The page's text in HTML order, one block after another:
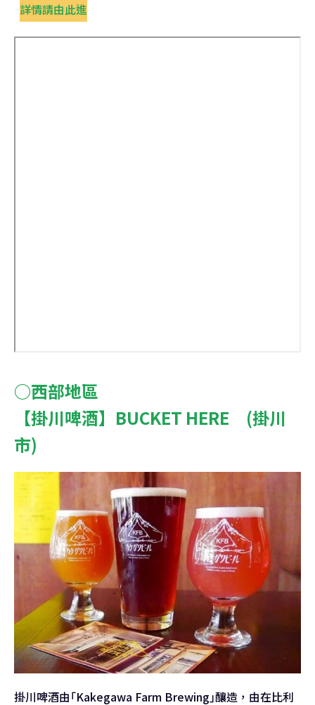
詳情請由此進
○西部地區
【掛川啤酒】BUCKET HERE (掛川
市)
掛川啤酒由｢Kakegawa Farm Brewing｣釀造，由在比利